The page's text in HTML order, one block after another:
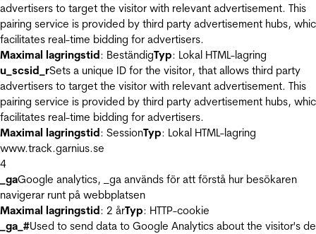
advertisers to target the visitor with relevant advertisement. This
pairing service is provided by third party advertisement hubs,
facilitates real-time bidding for advertisers.
Maximal lagringstid: BeständigTyp: Lokal HTML-lagring
u_scsid_rSets a unique ID for the visitor, that allows third party
advertisers to target the visitor with relevant advertisement. This
pairing service is provided by third party advertisement hubs,
facilitates real-time bidding for advertisers.
Maximal lagringstid: SessionTyp: Lokal HTML-lagring
www.track.garnius.se
4
_gaGoogle analytics, _ga används för att förstå hur besökaren
navigerar runt på webbplatsen
Maximal lagringstid: 2 årTyp: HTTP-cookie
_ga_#Used to send data to Google Analytics about the visitor's